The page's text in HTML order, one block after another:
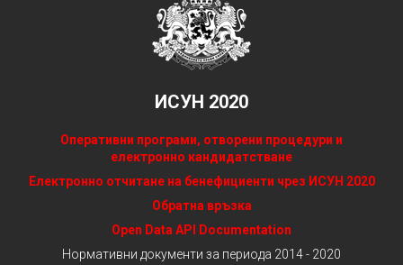
ИСУН 2020
Оперативни програми, отворени процедури и
електронно кандидатстване
Електронно отчитане на бенефициенти чрез ИСУН 2020
Обратна връзка
Open Data API Documentation
Нормативни документи за периода 2014 - 2020